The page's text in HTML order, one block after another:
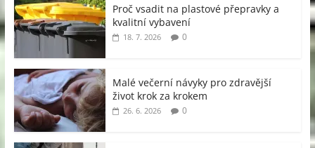
Proč vsadit na plastové přepravky a
kvalitní vybavení
18. 7. 2026 0
Malé večerní návyky pro zdravější
život krok za krokem
26. 6. 2026 0